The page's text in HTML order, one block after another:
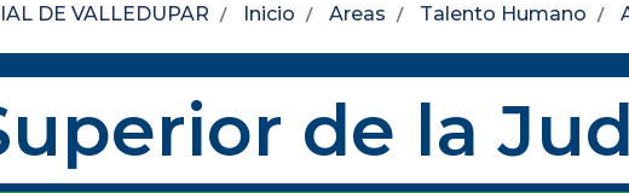
DE VALLEDUPAR Inicio Areas Talento Humano
de la